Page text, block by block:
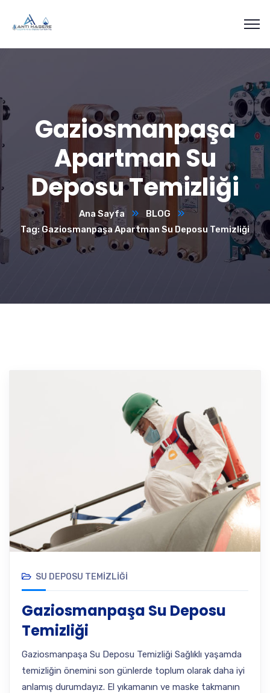
Gaziosmanpaşa
Apartman Su
Deposu Temizliği
Ana Sayfa
BLOG
Tag: Gaziosmanpaşa Apartman Su Deposu Temizliği
SU DEPOSU TEMIZLIĞI
Gaziosmanpaşa Su Deposu
Temizliği
Gaziosmanpaşa Su Deposu Temizliği Sağlıklı yaşamda
temizliğin önemini son günlerde toplum olarak daha iyi
anlamış durumdayız. El yıkamanın ve maske takmanın